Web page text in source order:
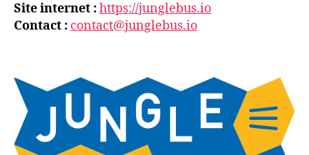
Site internet :https://junglebus.io
Contact : contact@junglebus.io